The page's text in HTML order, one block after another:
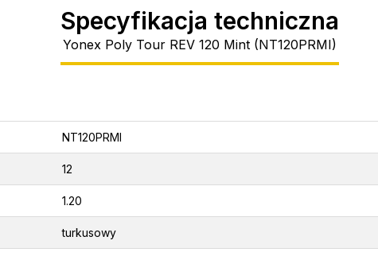
Specyfikacja techniczna
Yonex Poly Tour REV 120 Mint (NT120PRMI)
NT120PRMI
12
1.20
turkusowy